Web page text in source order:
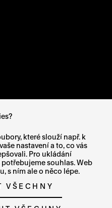
které slouží např. k
nastavení a to, co vás
Pro ukládání
souhlas. Web
s ním ale o něco lépe.
VŠECHNY
NA NOVÉ
NA NOVÉ